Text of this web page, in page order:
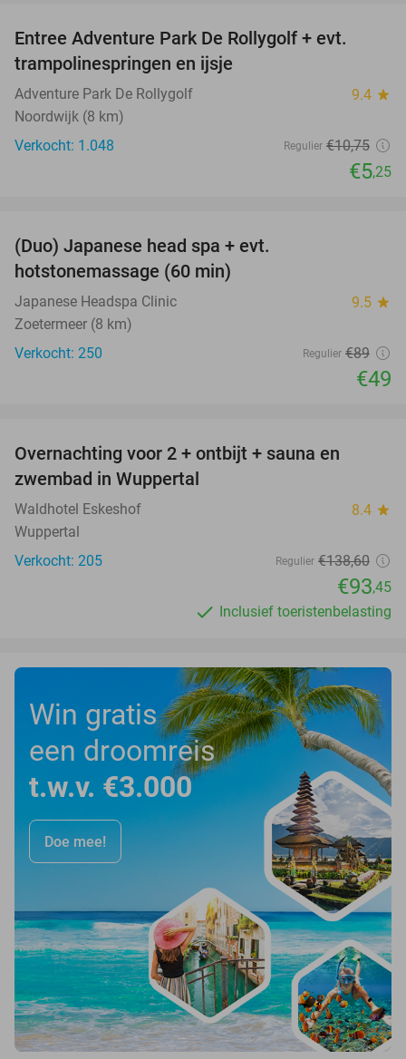
Entree Adventure Park De Rollygolf + evt.
trampolinespringen en ijsje
Adventure Park De Rollygolf 9.4 star
Noordwijk (8 km)
Verkocht: 1.048
Regulier €10,75
€5,25
(Duo) Japanese head spa + evt.
hotstonemassage (60 min)
Japanese Headspa Clinic 9.5 star
Zoetermeer (8 km)
Verkocht: 250
Regulier €89
€49
Overnachting voor 2 + ontbijt + sauna en
zwembad in Wuppertal
Waldhotel Eskeshof 8.4 star
Wuppertal
Verkocht: 205
Regulier €138,60
€93,45
Inclusief toeristenbelasting
Win gratis
een droomreis
t.w.v. €3.000
Doe mee!